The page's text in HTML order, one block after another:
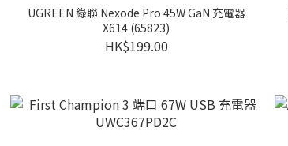
UGREEN 綠聯 Nexode Pro 45W GaN 充電器
X614 (65823)
HK$199.00